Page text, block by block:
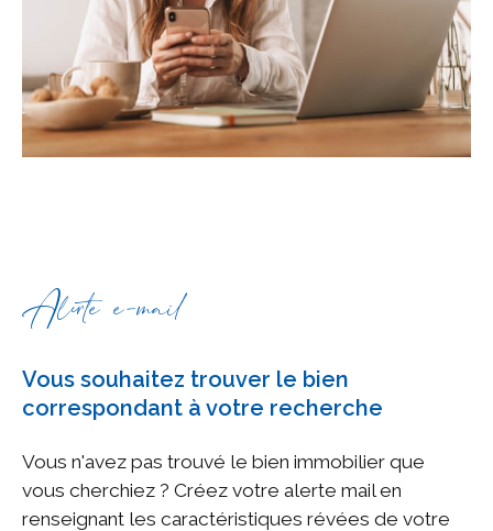
Alerte e-mail
Vous souhaitez trouver le bien
correspondant à votre recherche
Vous n'avez pas trouvé le bien immobilier que
vous cherchiez ? Créez votre alerte mail en
renseignant les caractéristiques révées de votre